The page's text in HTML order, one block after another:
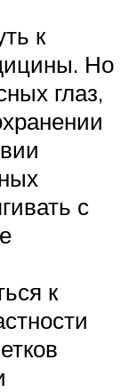
к
Но
глаз,
с
к